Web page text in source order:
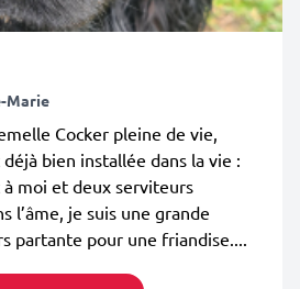
Marie
Cocker pleine de vie,
bien installée dans la vie :
à moi et deux serviteurs
l’âme, je suis une grande
partante pour une friandise....